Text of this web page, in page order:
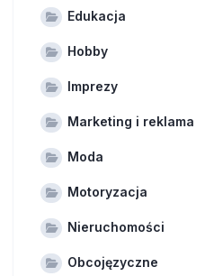
Edukacja
Hobby
Imprezy
Marketing i reklama
Moda
Motoryzacja
Nieruchomości
Obcojęzyczne